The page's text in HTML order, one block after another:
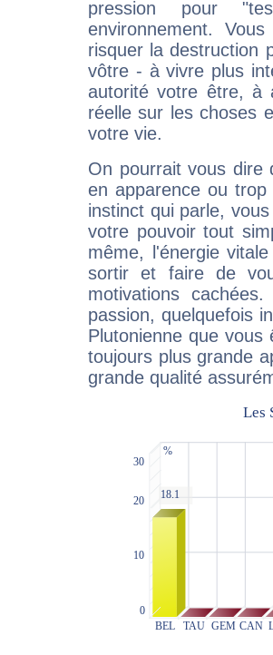
pression pour
environnement.
risquer la destruction
vôtre - à vivre plus
autorité votre être, à
réelle sur les choses
votre vie.
On pourrait vous dire
en apparence ou
instinct qui parle,
votre pouvoir tout
même, l'énergie
sortir et faire de
motivations
passion, quelquefois
Plutonienne que
toujours plus grande
grande qualité